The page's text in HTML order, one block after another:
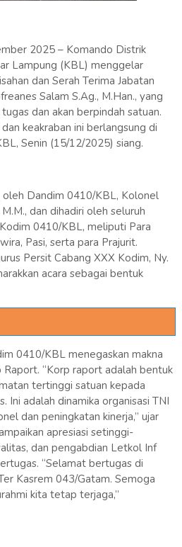
2025 – Komando Distrik
Lampung (KBL) menggelar
dan Serah Terima Jabatan
Salam S.Ag., M.Han., yang
dan akan berpindah satuan.
keakraban ini berlangsung di
Senin (15/12/2025) siang.
oleh Dandim 0410/KBL, Kolonel
dan dihadiri oleh seluruh
0410/KBL, meliputi Para
Pasi, serta para Prajurit.
Persit Cabang XXX Kodim, Ny.
acara sebagai bentuk
0410/KBL menegaskan makna
“Korp raport adalah bentuk
tertinggi satuan kepada
Ini adalah dinamika organisasi TNI
dan peningkatan kinerja,” ujar
apresiasi setinggi-
dan pengabdian Letkol Inf
“Selamat bertugas di
Kasrem 043/Gatam. Semoga
kita tetap terjaga,”